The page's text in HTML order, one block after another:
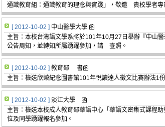
通識教育組：通識教育的理念與實踐」，敬邀 貴校學者專
[ 2012-10-02 ] 中山醫學大學 函
主旨：本校台灣語文學系將於101年10月27日舉辦『中山
公告周知，並轉知所屬踴躍參加，請 查照。
[ 2012-10-02 ] 教育部 書函
主旨：檢送欣榮紀念圖書館101年悅讀達人徵文比賽辦法1
[ 2012-10-02 ] 淡江大學 函
主旨：檢送本校成人教育部華語中心「華語文密集式課程
位及同學踴躍報名參加。